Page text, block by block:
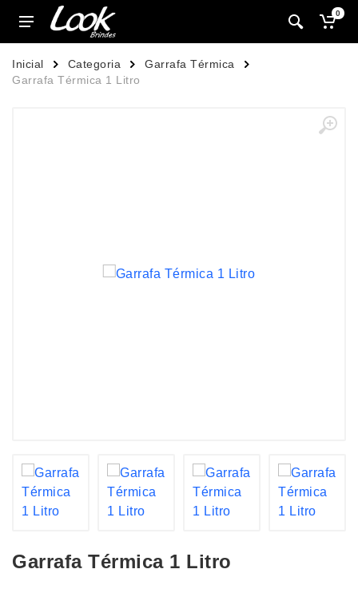
0
Inicial Categoria
Garrafa Térmica
Garrafa Térmica 1 Litro
Garrafa Térmica 1 Litro